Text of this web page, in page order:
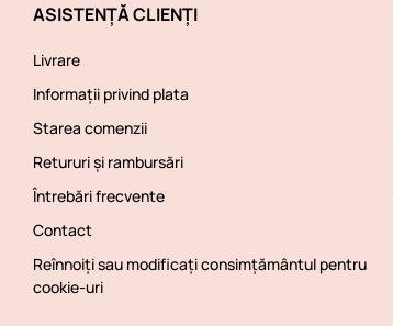
ASISTENȚĂ CLIENȚI
Livrare
Informații privind plata
Starea comenzii
Retururi și rambursări
Întrebări frecvente
Contact
Reînnoiți sau modificați consimțământul pentru
cookie-uri